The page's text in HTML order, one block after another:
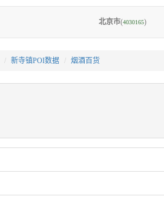
北京市(4030165)
新寺镇POI数据 烟酒百货